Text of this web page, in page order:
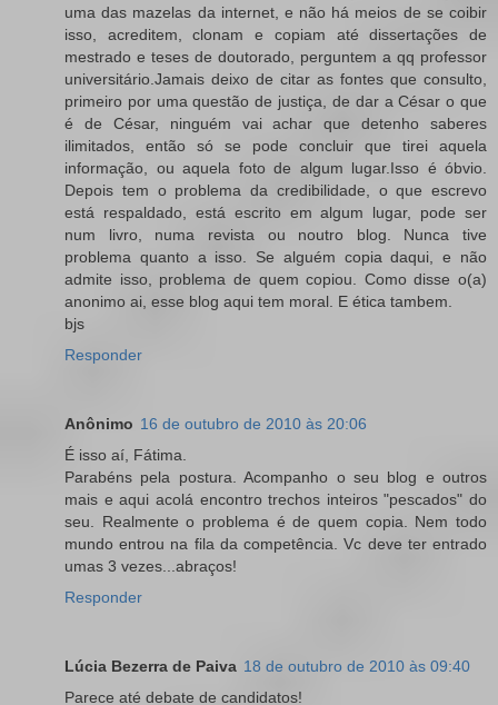
uma das mazelas da internet, e não há meios de se coibir
isso, acreditem, clonam e copiam até dissertações de
mestrado e teses de doutorado, perguntem a qq professor
universitário.Jamais deixo de citar as fontes que consulto,
primeiro por uma questão de justiça, de dar a César o que
é de César, ninguém vai achar que detenho saberes
ilimitados, então só se pode concluir que tirei aquela
informação, ou aquela foto de algum lugar.Isso é óbvio.
Depois tem o problema da credibilidade, o que escrevo
está respaldado, está escrito em algum lugar, pode ser
num livro, numa revista ou noutro blog. Nunca tive
problema quanto a isso. Se alguém copia daqui, e não
admite isso, problema de quem copiou. Como disse o(a)
anonimo ai, esse blog aqui tem moral. E ética tambem.
bjs
Responder
Anônimo 16 de outubro de 2010 às 20:06
É isso aí, Fátima.
Parabéns pela postura. Acompanho o seu blog e outros
mais e aqui acolá encontro trechos inteiros "pescados" do
seu. Realmente o problema é de quem copia. Nem todo
mundo entrou na fila da competência. Vc deve ter entrado
umas 3 vezes...abraços!
Responder
Lúcia Bezerra de Paiva 18 de outubro de 2010 às 09:40
Parece até debate de candidatos!